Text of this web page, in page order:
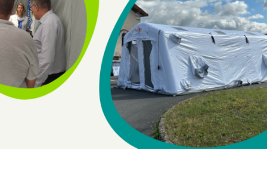
CHIFFRES CLÉS
ACTUALITÉS
RECRUTEMENT
INFORMATIONS LÉGALES
NOUS CONTACTER
OFFRE DE SOINS